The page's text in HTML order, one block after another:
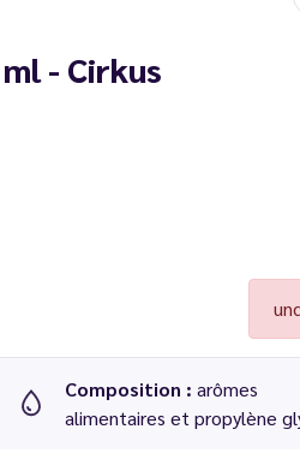
- Cirkus
Composition : arômes
alimentaires et propylène